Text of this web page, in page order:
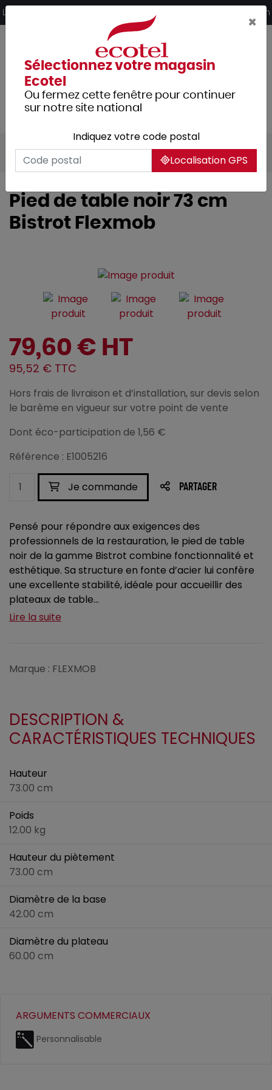
Livraison offerte dès 249€ HT d’achat et retrait 2h en magasin
Tous les produits Mobilier
Pied de table noir 73 cm
Bistrot Flexmob
79,60 € HT
95,52 € TTC
Hors frais de livraison et d’installation, sur devis selon
le barème en vigueur sur votre point de vente
Dont éco-participation de 1,56 €
Référence : E1005216
Je commande PARTAGER
Pensé pour répondre aux exigences des
professionnels de la restauration, le pied de table
noir de la gamme Bistrot combine fonctionnalité et
esthétique. Sa structure en fonte d’acier lui confère
une excellente stabilité, idéale pour accueillir des
plateaux de table...
Lire la suite
Marque : FLEXMOB
DESCRIPTION &
CARACTÉRISTIQUES TECHNIQUES
Hauteur
73.00 cm
Poids
12.00 kg
Hauteur du piètement
73.00 cm
Diamètre de la base
42.00 cm
Diamètre du plateau
60.00 cm
ARGUMENTS COMMERCIAUX
Personnalisable
×
Sélectionnez votre magasin
Ecotel
Ou fermez cette fenêtre pour continuer
sur notre site national
Indiquez votre code postal
Localisation GPS
Panneau de gestion des cookies